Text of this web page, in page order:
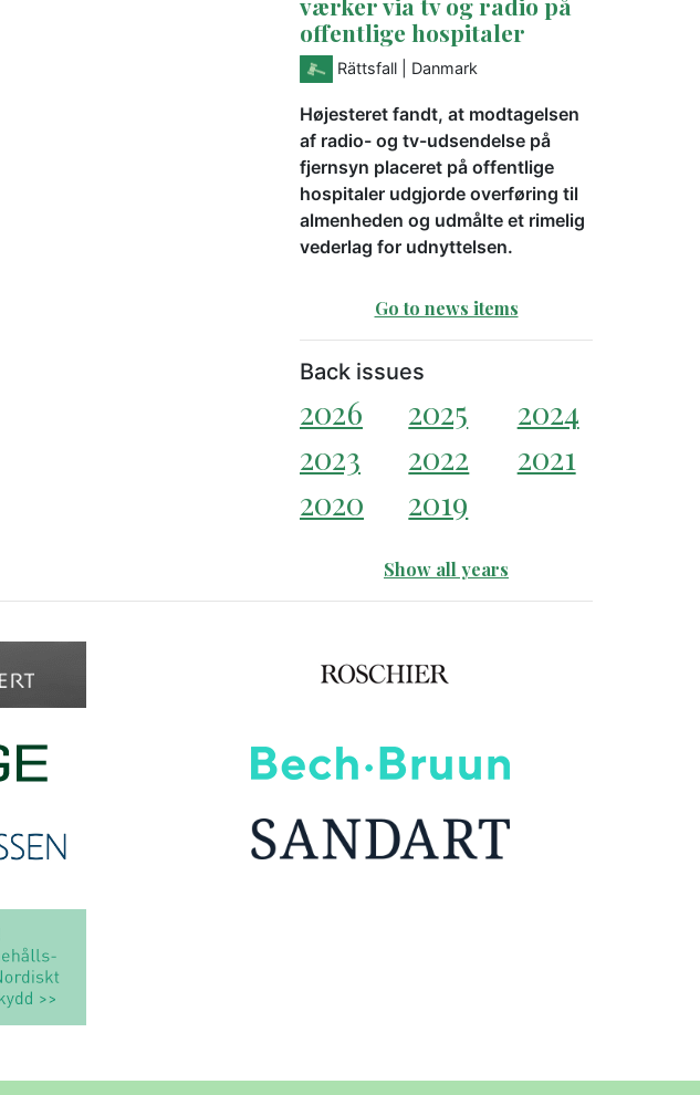
offentlige hospitaler
Rättsfall | Danmark
Højesteret fandt, at modtagelsen
af radio- og tv-udsendelse på
fjernsyn placeret på offentlige
hospitaler udgjorde overføring til
almenheden og udmålte et rimelig
vederlag for udnyttelsen.
Go to news items
Back issues
2026 2025
2024
2023
2022
2021
2020
2019
Show all years